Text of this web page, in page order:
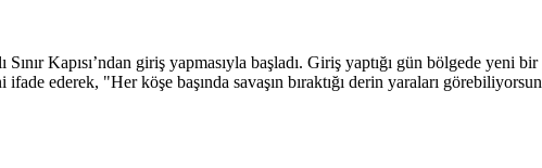
Sınır Kapısı’ndan giriş yapmasıyla başladı. Giriş yaptığı gün bölgede yeni
ederek, "Her köşe başında savaşın bıraktığı derin yaraları